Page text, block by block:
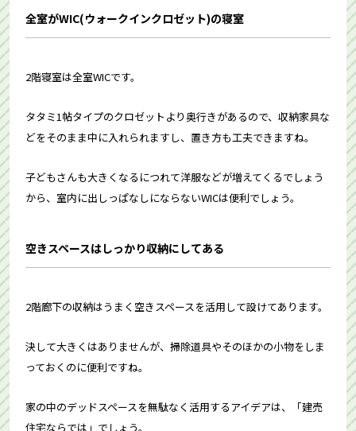
全室がWIC(ウォークインクロゼット)の寝室
2階寝室は全室WICです。
タタミ1帖タイプのクロゼットより奥行きがあるので、収納家具な
どをそのまま中に入れられますし、置き方も工夫できますね。
子どもさんも大きくなるにつれて洋服などが増えてくるでしょう
から、室内に出しっぱなしにならないWICは便利でしょう。
空きスペースはしっかり収納にしてある
2階廊下の収納はうまく空きスペースを活用して設けてあります。
決して大きくはありませんが、掃除道具やそのほかの小物をしま
っておくのに便利ですね。
家の中のデッドスペースを無駄なく活用するアイデアは、「建売
住宅ならでは」でしょう。